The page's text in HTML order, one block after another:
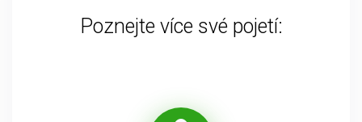
Poznejte více své pojetí: